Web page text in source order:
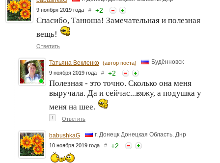
9 ноября 2019 года # +2
Спасибо, Танюша! Замечательная и полезная
вещь!
Ответить
Татьяна Векленко (автор поста) Будённовск
9 ноября 2019 года # +2
Полезная - это точно. Сколько она меня
выручала. Да и сейчас...вяжу, а подушка у
меня на шее.
↑ Ответить
babushkaG г. Донецк Донецкая Область. Днр
10 ноября 2019 года # +2